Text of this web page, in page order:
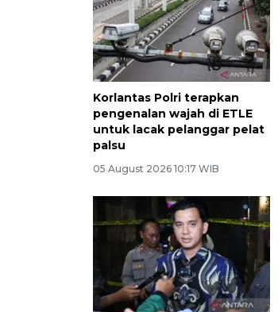
Korlantas Polri terapkan
pengenalan wajah di ETLE
untuk lacak pelanggar pelat
palsu
05 August 2026 10:17 WIB